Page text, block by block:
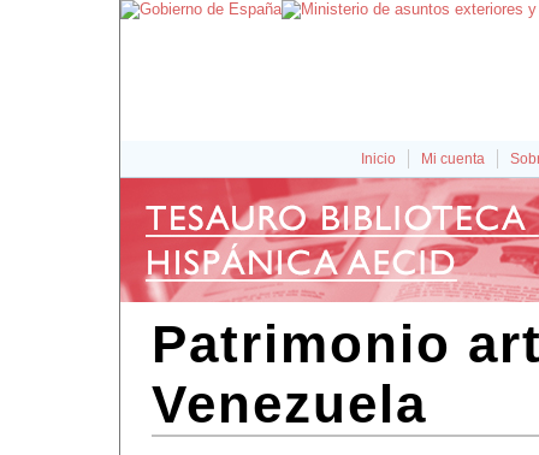
Inicio Mi cuenta
Patrimonio
Venezuela